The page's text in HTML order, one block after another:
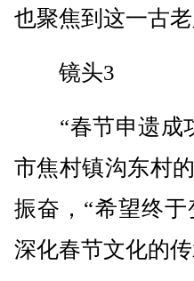
也聚焦到这一古
镜头3
“春节申遗成功
市焦村镇沟东村
振奋，“希望终
深化春节文化的传